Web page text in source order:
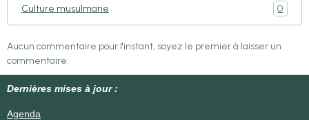
Culture musulmane 0
Aucun commentaire pour l'instant, soyez le premier à laisser un
commentaire.
Dernières mises à jour :
Agenda